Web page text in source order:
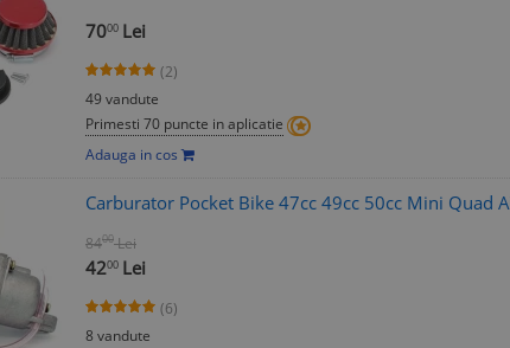
7000 Lei
(2)
49 vandute
Primesti 70 puncte in aplicatie
Adauga in cos
Carburator Pocket Bike 47cc 49cc 50cc Mini Quad
8400 Lei
4200 Lei
(6)
8 vandute